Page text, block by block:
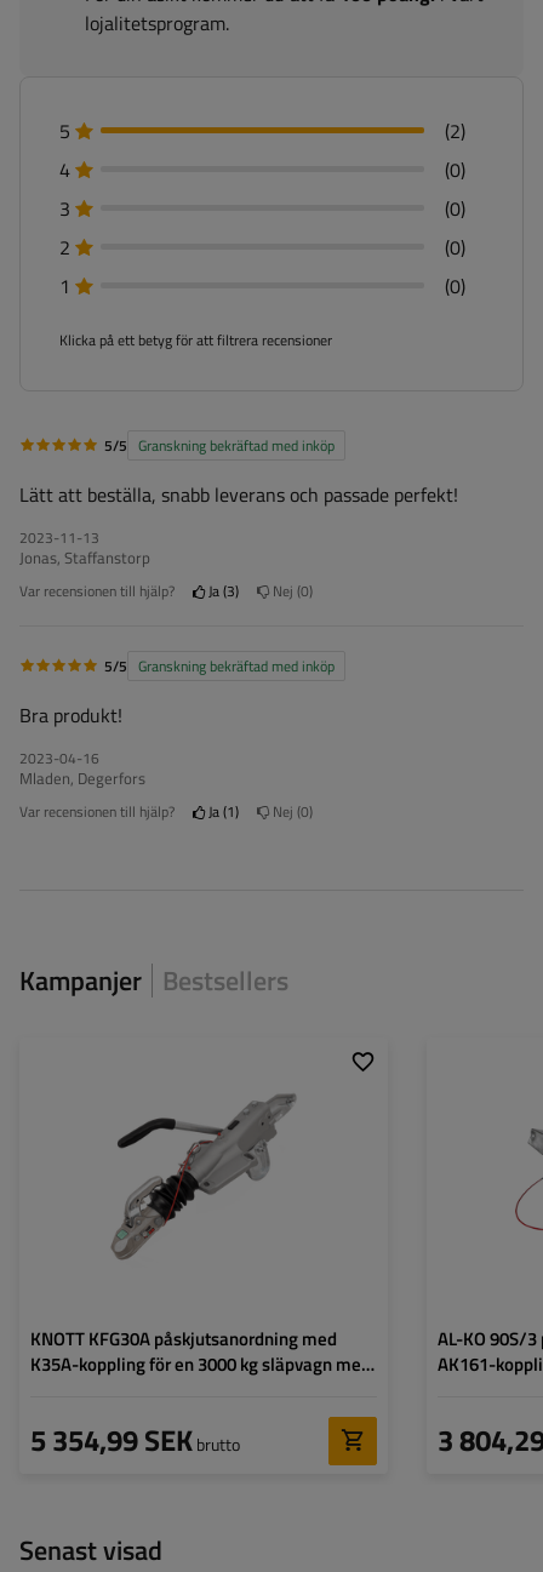
lojalitetsprogram.
5
(2)
4
(0)
3
(0)
2
(0)
1
(0)
Klicka på ett betyg för att filtrera recensioner
5/5 Granskning bekräftad med inköp
Lätt att beställa, snabb leverans och passade perfekt!
2023-11-13
Jonas, Staffanstorp
Var recensionen till hjälp? Ja 3 Nej 0
5/5 Granskning bekräftad med inköp
Bra produkt!
2023-04-16
Mladen, Degerfors
Var recensionen till hjälp? Ja 1 Nej 0
Kampanjer Bestsellers
KNOTT KFG30A påskjutsanordning med
K35A-koppling för en 3000 kg släpvagn med
5 354,99 SEKbrutto
1600 - 3000 kg
Stödbelastning:
150 kg
AL-KO 90S/
AK161-
3
Max. tillåten
Senast visad